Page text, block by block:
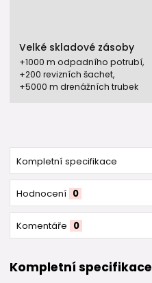
Velké skladové zásoby
+1000 m odpadního potrubí,
+200 revizních šachet,
+5000 m drenážních trubek
Kompletní specifikace
Hodnocení 0
Komentáře 0
Kompletní specifikace